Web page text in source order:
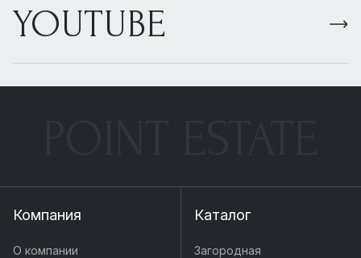
YOUTUBE
Компания
О компании
Каталог
Загородная